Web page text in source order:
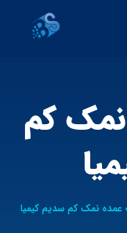
کم
نمک کم سدیم کیمیا